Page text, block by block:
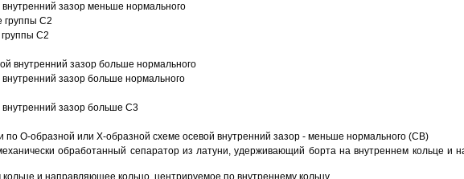
зазор меньше нормального
группы C2
C2
внутренний зазор больше нормального
зазор больше нормального
зазор больше C3
О-образной или Х-образной схеме осевой внутренний зазор - меньше нормального (CB)
обработанный сепаратор из латуни, удерживающий борта на внутреннем кольце и
и направляющее кольцо, центрируемое по внутреннему кольцу